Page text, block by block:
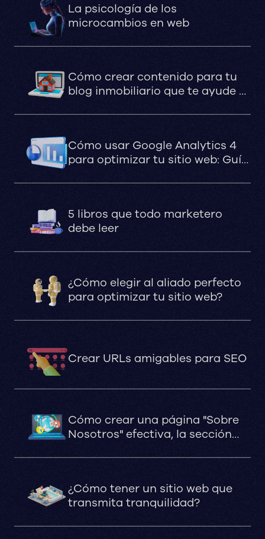
La psicología de los
microcambios en web
Cómo crear contenido para tu
blog inmobiliario que te ayude a
Cómo usar Google Analytics 4
para optimizar tu sitio web: Guía
5 libros que todo marketero
debe leer
¿Cómo elegir al aliado perfecto
para optimizar tu sitio web?
Crear URLs amigables para SEO
Cómo crear una página "Sobre
Nosotros" efectiva, la sección
online
¿Cómo tener un sitio web que
transmita tranquilidad?